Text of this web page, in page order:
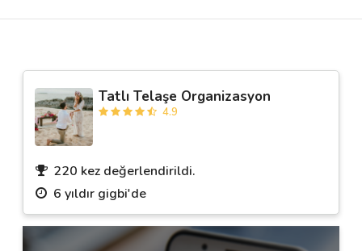
Tatlı Telaşe Organizasyon
4.9
220 kez değerlendirildi.
6 yıldır gigbi'de